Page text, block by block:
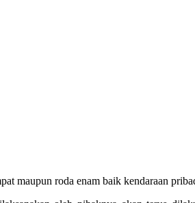
maupun roda enam baik kendaraan